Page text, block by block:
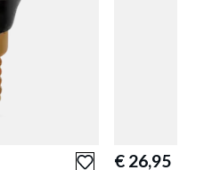
€ 26,95